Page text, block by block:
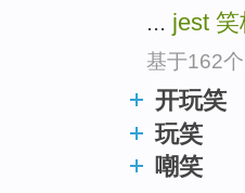
... jest 笑
基于162
开玩笑
玩笑
嘲笑